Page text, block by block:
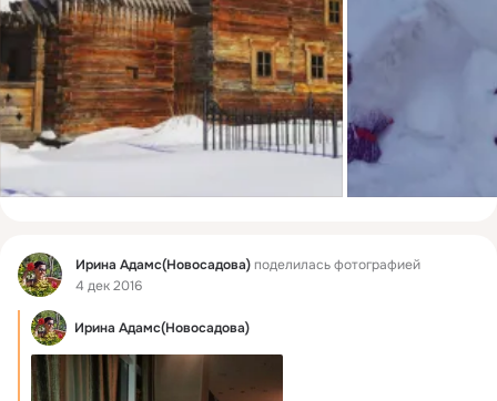
Фид Ирина Адамс(Новосадова)поделилась фотографией
4 дек 2016
Ирина Адамс(Новосадова)